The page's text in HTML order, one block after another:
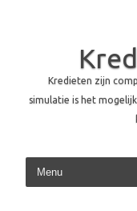
Kredieten zijn
simulatie is het
Skip to content